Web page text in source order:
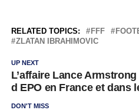
RELATED TOPICS: FFF
ZLATAN IBRAHIMOVIC
UP NEXT
L’affaire Lance
d EPO en France et dans
DON'T MISS